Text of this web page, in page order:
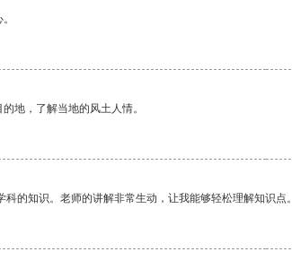
地，了解当地的风土人情。
的知识。老师的讲解非常生动，让我能够轻松理解知识点。